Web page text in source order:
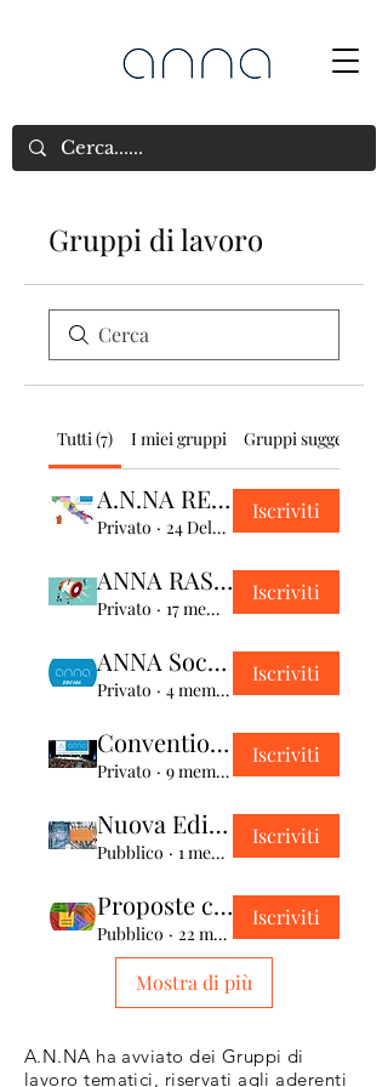
Gruppi di lavoro
Tutti (7) I miei gruppi Gruppi suggeriti
A.N.NA REGIONI
Privato · 24 Delegati Regionali
Iscriviti
ANNA RASSEGNA STAMPA
Privato · 17 membri
Iscriviti
ANNA Social media
Privato · 4 membri
Iscriviti
Convention Navigator
Privato · 9 membri
Iscriviti
Nuova Edizione "Navigator (a vista). ."
Pubblico · 1 membro
Iscriviti
Proposte categoria professionale
Pubblico · 22 membri
Iscriviti
Mostra di più
A.N.NA ha avviato dei Gruppi di
lavoro tematici, riservati agli aderenti